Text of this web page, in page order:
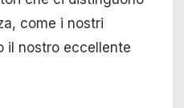
come i nostri
il nostro eccellente